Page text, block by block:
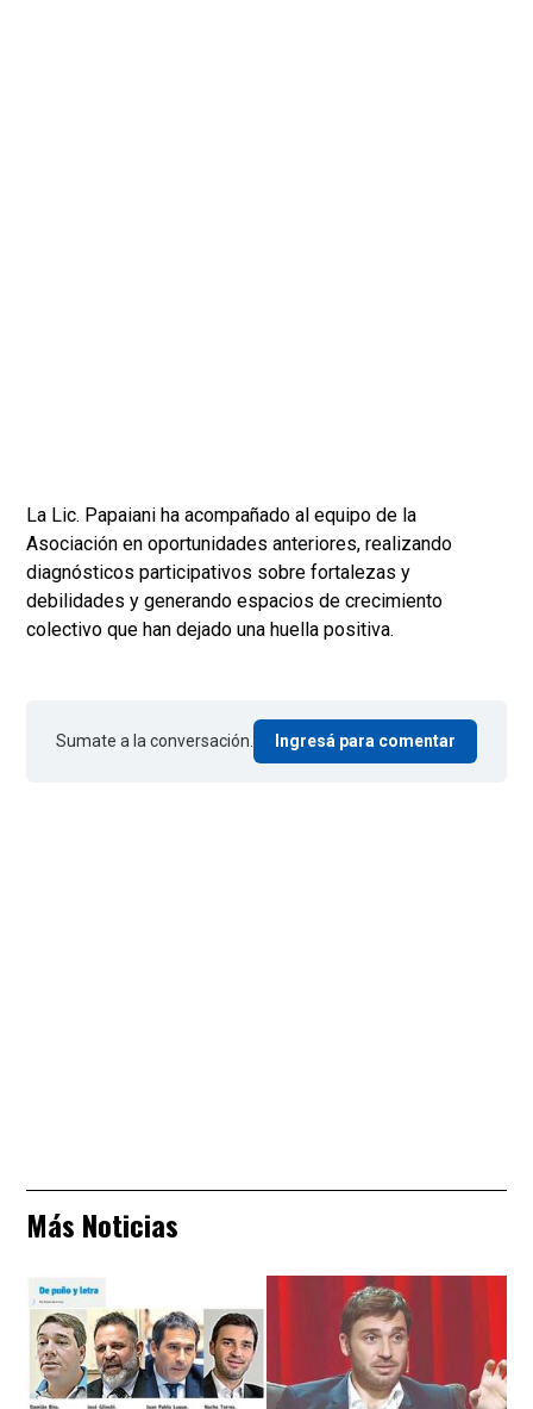
La Lic. Papaiani ha acompañado al equipo de la
Asociación en oportunidades anteriores, realizando
diagnósticos participativos sobre fortalezas y
debilidades y generando espacios de crecimiento
colectivo que han dejado una huella positiva.
Sumate a la conversación. Ingresá para comentar
Más Noticias